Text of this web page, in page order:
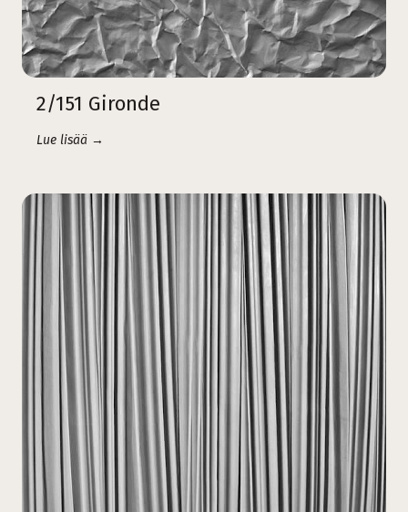
2/151 Gironde
Lue lisää →